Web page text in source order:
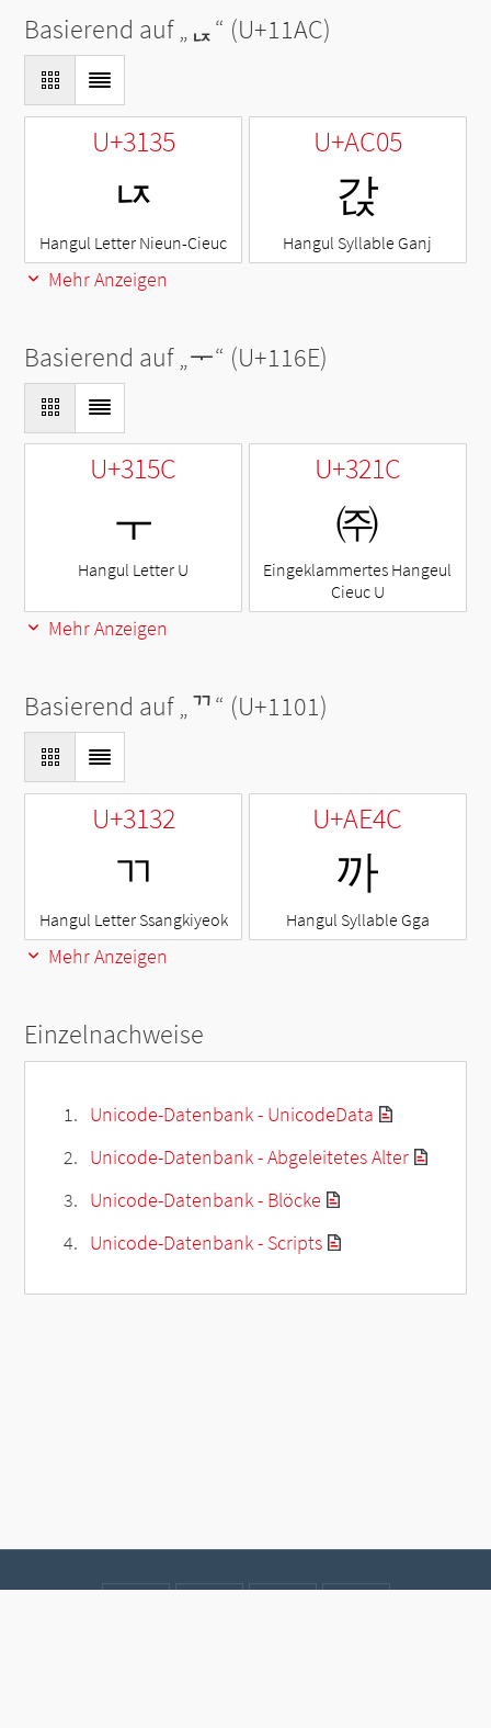
Basierend auf „ᆬ“ (U+11AC)
U+3135
ㄵ
Hangul Letter Nieun-Cieuc
U+AC05
갅
Hangul Syllable Ganj
Mehr Anzeigen
Basierend auf „ᅮ“ (U+116E)
U+315C
ㅜ
Hangul Letter U
U+321C
㈜
Eingeklammertes Hangeul
Cieuc U
Mehr Anzeigen
Basierend auf „ᄁ“ (U+1101)
U+3132
ㄲ
Hangul Letter Ssangkiyeok
U+AE4C
까
Hangul Syllable Gga
Mehr Anzeigen
Einzelnachweise
Unicode-Datenbank - UnicodeData
Unicode-Datenbank - Abgeleitetes Alter
Unicode-Datenbank - Blöcke
Unicode-Datenbank - Scripts